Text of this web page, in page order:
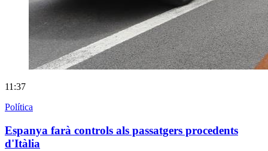
11:37
Política
Espanya farà controls als passatgers procedents
d'Itàlia